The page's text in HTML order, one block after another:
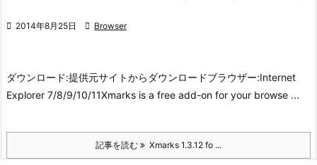
 2014年8月25日  Browser
ダウンロード:提供元サイトからダウンロードブラウザー:Internet
Explorer 7/8/9/10/11Xmarks is a free add-on for your browse ...
記事を読む Xmarks 1.3.12 fo ...